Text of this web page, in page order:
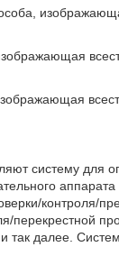
систему для
контроля/
перекрестной
далее.